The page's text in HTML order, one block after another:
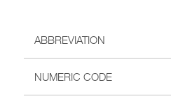
ABBREVIATION
NUMERIC CODE